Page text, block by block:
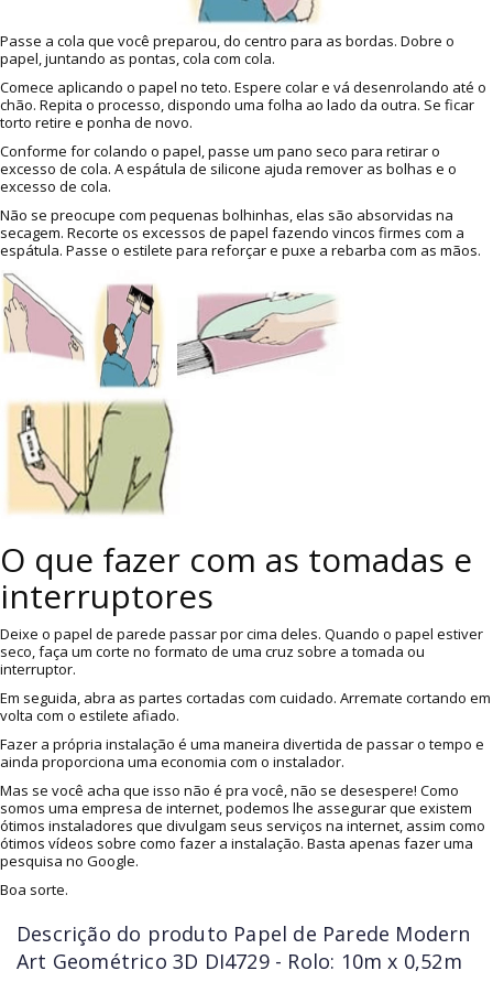
Passe a cola que você preparou, do centro para as bordas. Dobre o
papel, juntando as pontas, cola com cola.
Comece aplicando o papel no teto. Espere colar e vá desenrolando até o
chão. Repita o processo, dispondo uma folha ao lado da outra. Se ficar
torto retire e ponha de novo.
Conforme for colando o papel, passe um pano seco para retirar o
excesso de cola. A espátula de silicone ajuda remover as bolhas e o
excesso de cola.
Não se preocupe com pequenas bolhinhas, elas são absorvidas na
secagem. Recorte os excessos de papel fazendo vincos firmes com a
espátula. Passe o estilete para reforçar e puxe a rebarba com as mãos.
O que fazer com as tomadas e
interruptores
Deixe o papel de parede passar por cima deles. Quando o papel estiver
seco, faça um corte no formato de uma cruz sobre a tomada ou
interruptor.
Em seguida, abra as partes cortadas com cuidado. Arremate cortando em
volta com o estilete afiado.
Fazer a própria instalação é uma maneira divertida de passar o tempo e
ainda proporciona uma economia com o instalador.
Mas se você acha que isso não é pra você, não se desespere! Como
somos uma empresa de internet, podemos lhe assegurar que existem
ótimos instaladores que divulgam seus serviços na internet, assim como
ótimos vídeos sobre como fazer a instalação. Basta apenas fazer uma
pesquisa no Google.
Boa sorte.
Descrição do produto Papel de Parede Modern
Art Geométrico 3D DI4729 - Rolo: 10m x 0,52m